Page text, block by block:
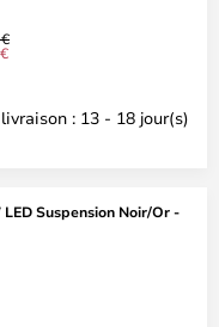
: 13 - 18 jour(s)
Suspension Noir/Or -